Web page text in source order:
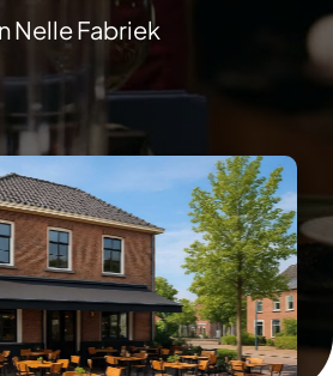
Nelle Fabriek